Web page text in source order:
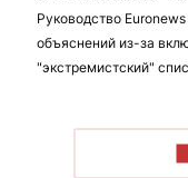
Руководство
объяснений из-за
"экстремистский"